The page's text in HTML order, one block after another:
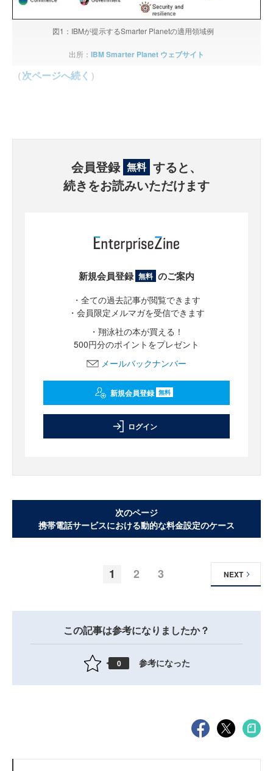
図1：IBMが提示するSmarter Planetの適用領域例
出所： IBM Smarter Planet ウェブサイト
（次ページへ続く ）
会員登録 無料 すると、
続きをお読みいただけます
新規会員登録 無料 のご案内
・全ての過去記事が閲覧できます
・会員限定メルマガを受信できます
・翔泳社の本が買える！
500円分のポイントをプレゼント
メールバックナンバー
新規会員登録 無料
ログイン
次のページ
携帯電話サービスにおける動的な料金設定のケース
1 2 3 NEXT
この記事は参考になりましたか？
0 参考になった